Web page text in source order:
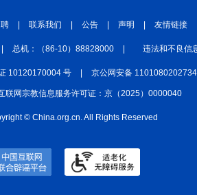
| 联系我们 | 公告 | 声明 | 友情链接
| 总机：（86-10）88828000 | 违法和不良信
10120170004 号 | 京公网安备
联网宗教信息服务许可证：京（2025）0000040
© China.org.cn. All Rights Reserved